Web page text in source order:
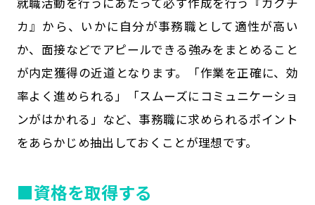
カ』から、いかに自分が事務職として適性が高い
か、面接などでアピールできる強みをまとめること
が内定獲得の近道となります。「作業を正確に、効
率よく進められる」「スムーズにコミュニケーショ
ンがはかれる」など、事務職に求められるポイント
をあらかじめ抽出しておくことが理想です。
■資格を取得する